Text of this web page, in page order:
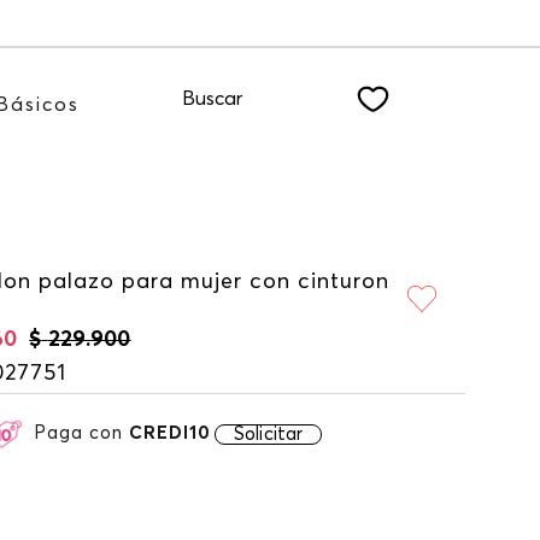
a nuestro NEWSLETTER
Básicos Buscar
palazo para mujer con cinturon
$ 229.900
Paga con CREDI10 Solicitar